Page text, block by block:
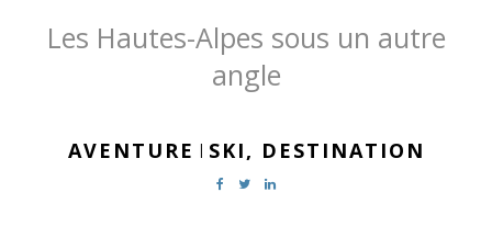
Les Hautes-Alpes sous un autre
angle
AVENTURE | SKI, DESTINATION